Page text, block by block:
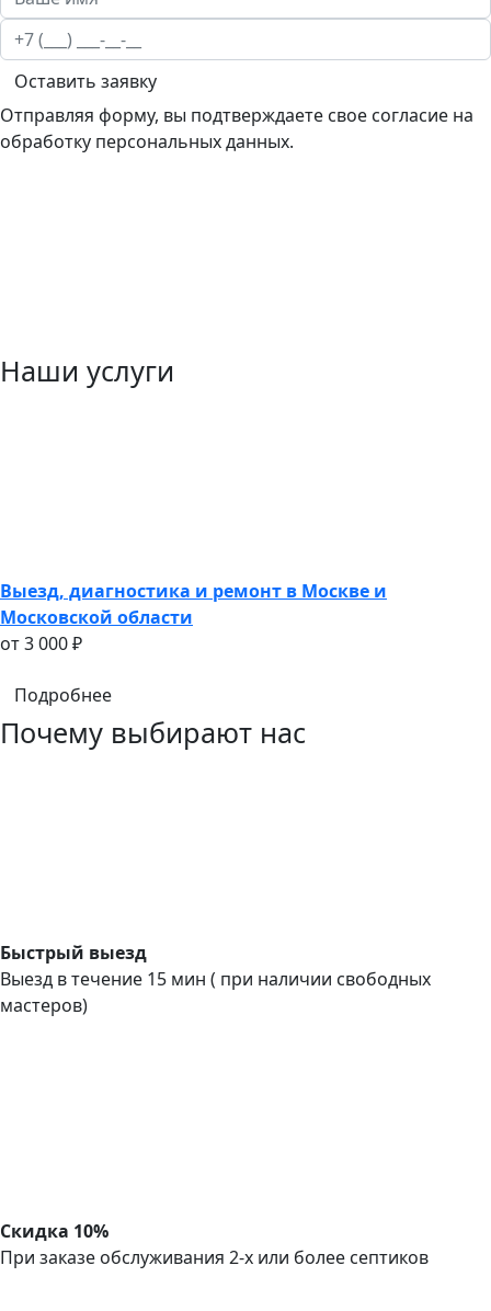
Оставить заявку
Отправляя форму, вы подтверждаете свое согласие на
обработку персональных данных.
Наши услуги
Выезд, диагностика и ремонт в Москве и
Московской области
oт 3 000 ₽
Подробнее
Почему выбирают нас
Быстрый выезд
Выезд в течение 15 мин ( при наличии свободных
мастеров)
Скидка 10%
При заказе обслуживания 2-х или более септиков